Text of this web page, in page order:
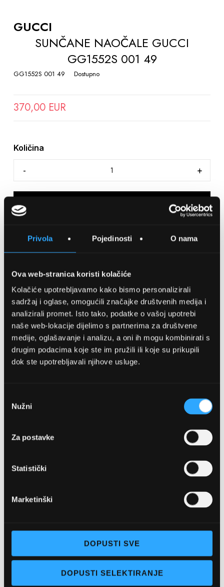
Privola Pojedinosti O nama
Ova web-stranica koristi kolačiće
Kolačiće upotrebljavamo kako bismo personalizirali
sadržaj i oglase, omogućili značajke društvenih medija i
analizirali promet. Isto tako, podatke o vašoj upotrebi
naše web-lokacije dijelimo s partnerima za društvene
medije, oglašavanje i analizu, a oni ih mogu kombinirati s
drugim podacima koje ste im pružili ili koje su prikupili
dok ste upotrebljavali njihove usluge.
pristanka
Nužni
Za postavke
Statistički
Marketinški
DOPUSTI SVE
DOPUSTI SELEKTIRANJE
THE
BEGINNING
GALLERY
GUCCI
SUNČANE NAOČALE GUCCI
GG1552S 001 49
GG1552S 001 49 Dostupno
370,00 EUR
Količina
SPREMITE NA LISTU ŽELJA
Detalji
Podijeli s prijateljima
webshop@optikanjego.hr
OPTIKA NJEGO, POSLOVNICA 2